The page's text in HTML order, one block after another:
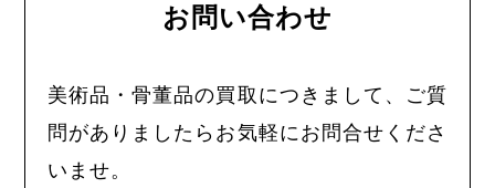
お問い合わせ
美術品・骨董品の買取につきまして、ご質
問がありましたらお気軽にお問合せくださ
いませ。